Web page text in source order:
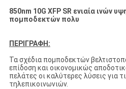
850nm 10G XFP SR ενιαία ινών
πομποδεκτών πολυ
ΠΕΡΙΓΡΑΦΗ:
Τα σχέδια πομποδεκτών
επίδοση και οικονομικώς
πελάτες οι καλύτερες λύσεις για
τηλεπικοινωνιών.